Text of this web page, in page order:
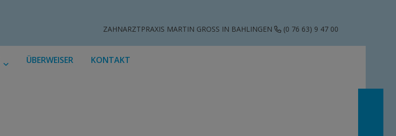
ZAHNARZTPRAXIS MARTIN GROSS IN BAHLINGEN (0 76 63) 9 47 00
ÜBERWEISER KONTAKT